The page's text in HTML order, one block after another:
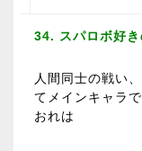
34. スパロボ好
人間同士の戦い
てメインキャラ
おれは